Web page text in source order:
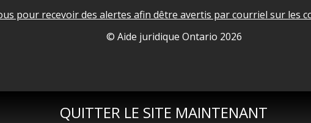
QUITTER LE SITE MAINTENANT
pour recevoir des alertes afin dêtre avertis par courriel sur les
© Aide juridique Ontario 2026